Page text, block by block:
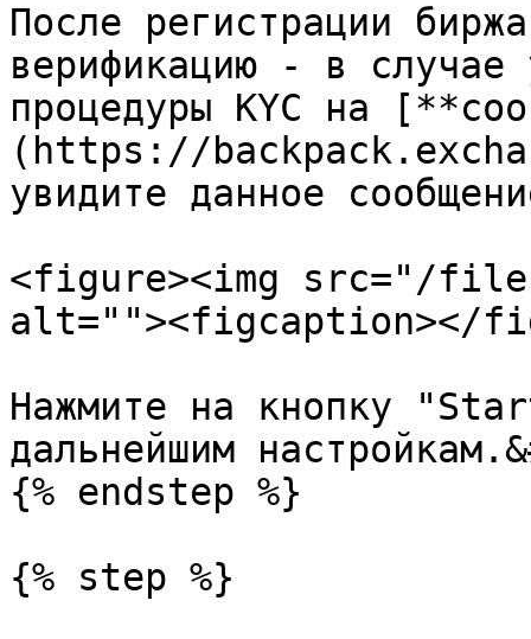
После регистрации
верификацию - в случае
процедуры KYC на
(https://
увидите данное
<figure><img src="/
alt=""><figcaption></
Нажмите на кнопку
дальнейшим
{% endstep %}
{% step %}